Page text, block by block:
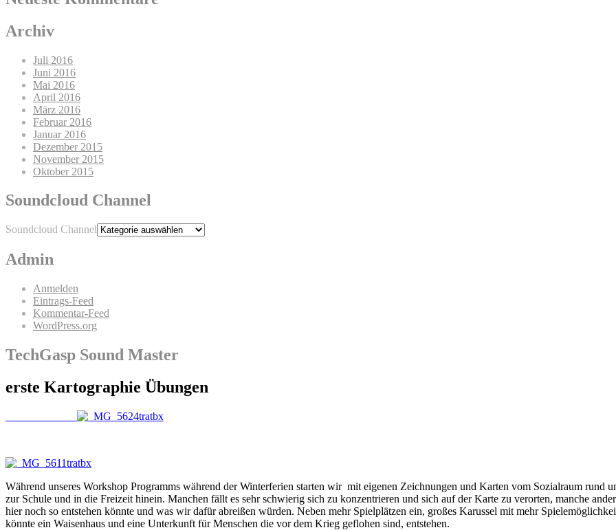
Archiv
Juli 2016
Juni 2016
Mai 2016
April 2016
März 2016
Februar 2016
Januar 2016
Dezember 2015
November 2015
Oktober 2015
Soundcloud Channel
Soundcloud Channel
Admin
Anmelden
Eintrags-Feed
Kommentar-Feed
WordPress.org
TechGasp Sound Master
erste Kartographie Übungen
Während unseres Workshop Programms während der Winterferien starten wir mit eigenen Zeichnungen und Karten vom Sozialraum
zur Schule und in die Freizeit hinein. Manchen fällt es sehr schwierig sich zu konzentrieren und sich auf der Karte zu verorten, manche
hier noch so entstehen könnte und was wir dafür abreißen würden. Neben mehr Spielplätzen ein, großes Karussel mit mehr
könnte ein Waisenhaus und eine Unterkunft für Menschen die vor dem Krieg geflohen sind, entstehen.